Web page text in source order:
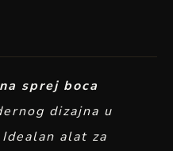
sprej boca
dizajna u
alat za